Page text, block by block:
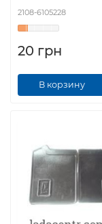
2108-6105228
20 грн
В корзину